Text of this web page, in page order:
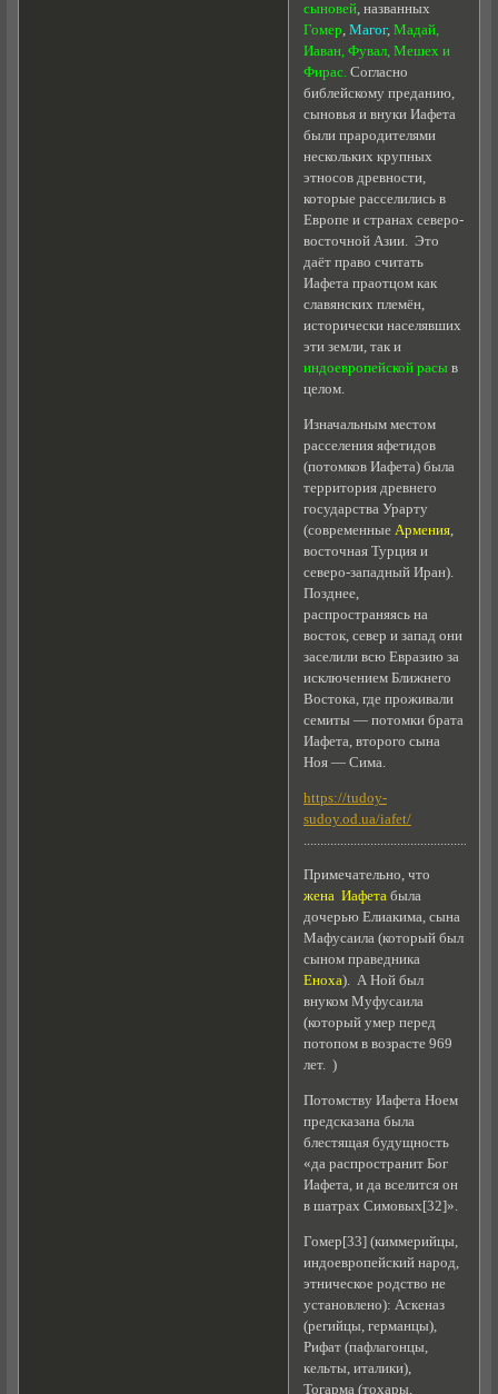
сыновей, названных
Гомер, Магог, Мадай,
Иаван, Фувал, Мешех и
Фирас.Согласно
библейскому преданию,
сыновья и внуки Иафета
были прародителями
нескольких крупных
этносов древности,
которые расселились в
Европе и странах северо-
восточной Азии. Это
даёт право считать
Иафета праотцом как
славянских племён,
исторически населявших
эти земли, так и
индоевропейской расыв
целом.
Изначальным местом
расселения яфетидов
(потомков Иафета) была
территория древнего
государcтва Урарту
(современные Армения,
восточная Турция и
северо-западный Иран).
Позднее,
распространяясь на
восток, север и запад они
заселили всю Евразию за
исключением Ближнего
Востока, где проживали
семиты — потомки брата
Иафета, второго сына
Ноя — Сима.
https://tudoy-
sudoy.od.ua/iafet/
Примечательно, что
жена Иафетабыла
дочерью Елиакима, сына
Мафусаила (который был
сыном праведника
Еноха). А Ной был
внуком Муфусаила
(который умер перед
потопом в возрасте 969
лет. )
Потомству Иафета Ноем
предсказана была
блестящая будущность
«да распространит Бог
Иафета, и да вселится он
в шатрах Симовых[32]».
Гомер[33] (киммерийцы,
индоевропейский народ,
этническое родство не
установлено): Аскеназ
(регийцы, германцы),
Рифат (пафлагонцы,
кельты, италики),
Тогарма (тохары,